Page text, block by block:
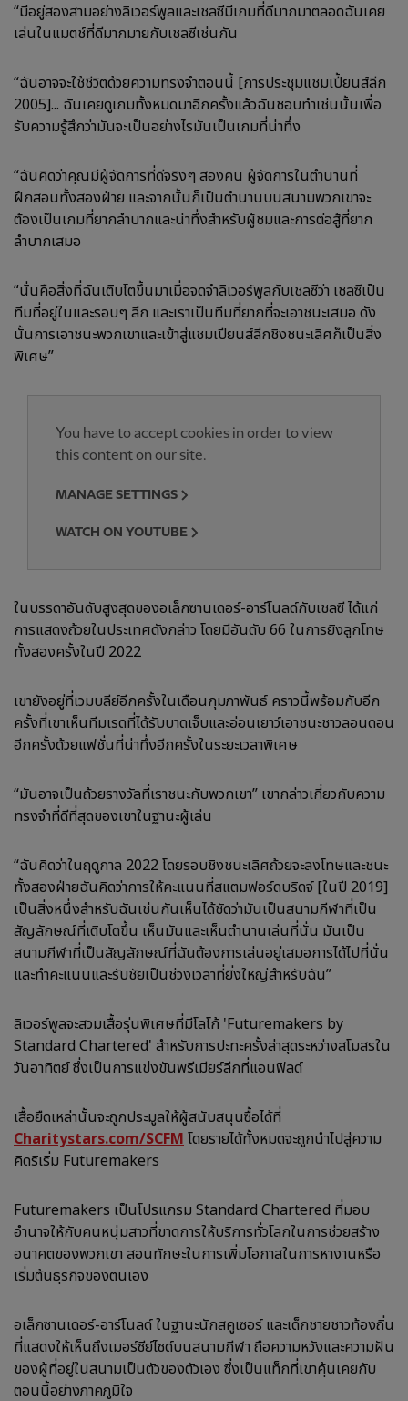
“มีอยู่สองสามอย่างลิเวอร์พูลและเชลซีมีเกมที่ดีมากมาตลอดฉันเคย
เล่นในแมตช์ที่ดีมากมายกับเชลซีเช่นกัน
“ฉันอาจจะใช้ชีวิตด้วยความทรงจำตอนนี้ [การประชุมแชมเปี้ยนส์ลีก
2005]... ฉันเคยดูเกมทั้งหมดมาอีกครั้งแล้วฉันชอบทำเช่นนั้นเพื่อ
รับความรู้สึกว่ามันจะเป็นอย่างไรมันเป็นเกมที่น่าทึ่ง
“ฉันคิดว่าคุณมีผู้จัดการที่ดีจริงๆ สองคน ผู้จัดการในตำนานที่
ฝึกสอนทั้งสองฝ่าย และจากนั้นก็เป็นตำนานบนสนามพวกเขาจะ
ต้องเป็นเกมที่ยากลำบากและน่าทึ่งสำหรับผู้ชมและการต่อสู้ที่ยาก
ลำบากเสมอ
“นั่นคือสิ่งที่ฉันเติบโตขึ้นมาเมื่อจดจำลิเวอร์พูลกับเชลซีว่า เชลซีเป็น
ทีมที่อยู่ในและรอบๆ ลีก และเราเป็นทีมที่ยากที่จะเอาชนะเสมอ ดัง
นั้นการเอาชนะพวกเขาและเข้าสู่แชมเปียนส์ลีกชิงชนะเลิศก็เป็นสิ่ง
พิเศษ”
You have to accept cookies in order to view
this content on our site.
MANAGE SETTINGS
WATCH ON YOUTUBE
ในบรรดาอันดับสูงสุดของอเล็กซานเดอร์-อาร์โนลด์กับเชลซี ได้แก่
การแสดงถ้วยในประเทศดังกล่าว โดยมีอันดับ 66 ในการยิงลูกโทษ
ทั้งสองครั้งในปี 2022
เขายังอยู่ที่เวมบลีย์อีกครั้งในเดือนกุมภาพันธ์ คราวนี้พร้อมกับอีก
ครั้งที่เขาเห็นทีมเรดที่ได้รับบาดเจ็บและอ่อนเยาว์เอาชนะชาวลอนดอน
อีกครั้งด้วยแฟชั่นที่น่าทึ่งอีกครั้งในระยะเวลาพิเศษ
“มันอาจเป็นถ้วยรางวัลที่เราชนะกับพวกเขา” เขากล่าวเกี่ยวกับความ
ทรงจำที่ดีที่สุดของเขาในฐานะผู้เล่น
“ฉันคิดว่าในฤดูกาล 2022 โดยรอบชิงชนะเลิศถ้วยจะลงโทษและชนะ
ทั้งสองฝ่ายฉันคิดว่าการให้คะแนนที่สแตมฟอร์ดบริดจ์ [ในปี 2019]
เป็นสิ่งหนึ่งสำหรับฉันเช่นกันเห็นได้ชัดว่ามันเป็นสนามกีฬาที่เป็น
สัญลักษณ์ที่เติบโตขึ้น เห็นมันและเห็นตำนานเล่นที่นั่น มันเป็น
สนามกีฬาที่เป็นสัญลักษณ์ที่ฉันต้องการเล่นอยู่เสมอการได้ไปที่นั่น
และทำคะแนนและรับชัยเป็นช่วงเวลาที่ยิ่งใหญ่สำหรับฉัน”
ลิเวอร์พูลจะสวมเสื้อรุ่นพิเศษที่มีโลโก้ 'Futuremakers by
Standard Chartered' สำหรับการปะทะครั้งล่าสุดระหว่างสโมสรใน
วันอาทิตย์ ซึ่งเป็นการแข่งขันพรีเมียร์ลีกที่แอนฟิลด์
เสื้อยืดเหล่านั้นจะถูกประมูลให้ผู้สนับสนุนซื้อได้ที่
Charitystars.com/SCFMโดยรายได้ทั้งหมดจะถูกนำไปสู่ความ
คิดริเริ่ม Futuremakers
Futuremakers เป็นโปรแกรม Standard Chartered ที่มอบ
อำนาจให้กับคนหนุ่มสาวที่ขาดการให้บริการทั่วโลกในการช่วยสร้าง
อนาคตของพวกเขา สอนทักษะในการเพิ่มโอกาสในการหางานหรือ
เริ่มต้นธุรกิจของตนเอง
อเล็กซานเดอร์-อาร์โนลด์ ในฐานะนักสคูเซอร์ และเด็กชายชาวท้องถิ่น
ที่แสดงให้เห็นถึงเมอร์ซีย์ไซด์บนสนามกีฬา ถือความหวังและความฝัน
ของผู้ที่อยู่ในสนามเป็นตัวของตัวเอง ซึ่งเป็นแท็กที่เขาคุ้นเคยกับ
ตอนนี้อย่างภาคภูมิใจ